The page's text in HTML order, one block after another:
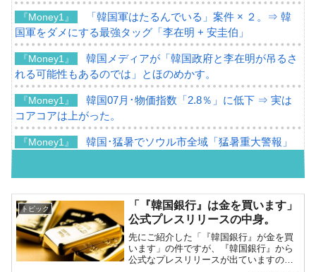
『Money1』
「韓国軍はたるんでいる」案件 × ２。⇒ 韓
国軍をダメにする最強タッグ「李在明 + 安圭伯」
『Money1』
韓国メディアが「韓国政府と李在明が吊るさ
れる可能性もあるのでは」とほのめかす。
『Money1』
韓国07月･物価指数「2.8％」に低下 ⇒ 実は
コアコアは上がった。
『Money1』
韓国･猛暑でソウル市全域「猛暑重大警報」
月販売台数は去年のほぼ半分「71台」しか売れなかった。
『起亜』は9台だけ
『Money1』
韓国「信用赦免を何回やっても、何回やって
も」⇒ 257万人赦免したのに60万人がまた延滞者に転落！
トピック
「『韓国銀行』は金を買います」
公式プレスリリースの中身。
先にご紹介した「『韓国銀行』が金を買
います」の件ですが、『韓国銀行』から
公式なプレスリリースが出ていますの